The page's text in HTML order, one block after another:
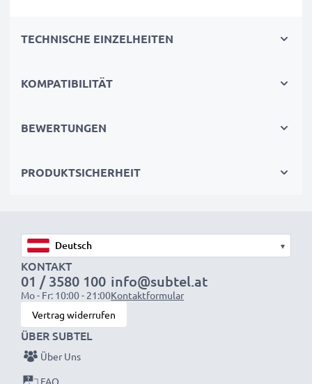
unterzogen und entsprechen den höchsten EU-
Die umweltfreundliche Alternative
ökologischen Fußabdruck durch Recycling und
Entscheiden Sie sich für CELLONIC und machen Sie
keine Abstriche bei der Qualität!
TECHNISCHE EINZELHEITEN
KOMPATIBILITÄT
BEWERTUNGEN
PRODUKTSICHERHEIT
▾
KONTAKT
01 / 3580 100
Mo - Fr: 10:00 - 21:00
info@subtel.at
Kontaktformular
Vertrag widerrufen
ÜBER SUBTEL
Über Uns
FAQ